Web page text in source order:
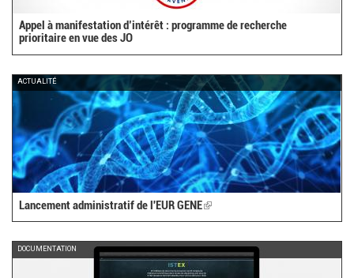
Appel à manifestation d’intérêt : programme de recherche
prioritaire en vue des JO
ACTUALITÉ
Lancement administratif de l'EUR GENE(link
DOCUMENTATION